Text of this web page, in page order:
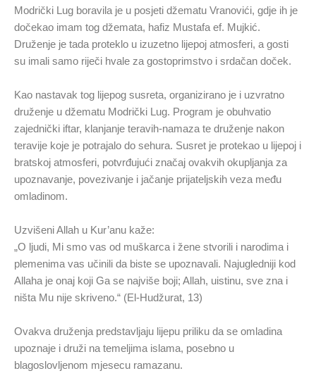
Modrički Lug boravila je u posjeti džematu Vranovići, gdje ih je
dočekao imam tog džemata, hafiz Mustafa ef. Mujkić.
Druženje je tada proteklo u izuzetno lijepoj atmosferi, a gosti
su imali samo riječi hvale za gostoprimstvo i srdačan doček.
Kao nastavak tog lijepog susreta, organizirano je i uzvratno
druženje u džematu Modrički Lug. Program je obuhvatio
zajednički iftar, klanjanje teravih-namaza te druženje nakon
teravije koje je potrajalo do sehura. Susret je protekao u lijepoj i
bratskoj atmosferi, potvrđujući značaj ovakvih okupljanja za
upoznavanje, povezivanje i jačanje prijateljskih veza među
omladinom.
Uzvišeni Allah u Kur’anu kaže:
„O ljudi, Mi smo vas od muškarca i žene stvorili i narodima i
plemenima vas učinili da biste se upoznavali. Najugledniji kod
Allaha je onaj koji Ga se najviše boji; Allah, uistinu, sve zna i
ništa Mu nije skriveno.“ (El-Hudžurat, 13)
Ovakva druženja predstavljaju lijepu priliku da se omladina
upoznaje i druži na temeljima islama, posebno u
blagoslovljenom mjesecu ramazanu.